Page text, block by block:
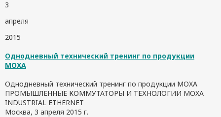
3
апреля
2015
Однодневный технический тренинг по продукции
MOXA
Однодневный технический тренинг по продукции MOXA
ПРОМЫШЛЕННЫЕ КОММУТАТОРЫ И ТЕХНОЛОГИИ MOXA
INDUSTRIAL ETHERNET
Москва, 3 апреля 2015 г.